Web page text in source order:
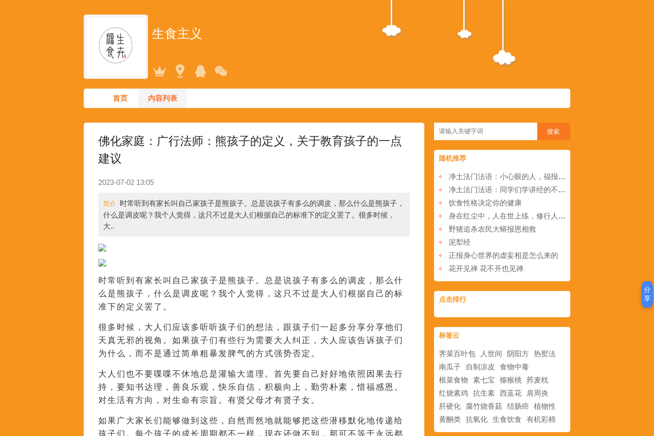
生食主义
首页 内容列表
佛化家庭：广行法师：熊孩子的定义，关于教育孩子的一点
建议
2023-07-02 13:05
简介 时常听到有家长叫自己家孩子是熊孩子。总是说孩子有多么的调皮，那么什么是熊孩子，
什么是调皮呢？我个人觉得，这只不过是大人们根据自己的标准下的定义罢了。很多时候，
大..
时常听到有家长叫自己家孩子是熊孩子。总是说孩子有多么的调皮，那么什
么是熊孩子，什么是调皮呢？我个人觉得，这只不过是大人们根据自己的标
准下的定义罢了。
很多时候，大人们应该多听听孩子们的想法，跟孩子们一起多分享分享他们
天真无邪的视角。如果孩子们有些行为需要大人纠正，大人应该告诉孩子们
为什么，而不是通过简单粗暴发脾气的方式强势否定。
大人们也不要喋喋不休地总是灌输大道理。首先要自己好好地依照因果去行
持，要知书达理，善良乐观，快乐自信，积极向上，勤劳朴素，惜福感恩。
对生活有方向，对生命有宗旨。有贤父母才有贤子女。
如果广大家长们能够做到这些，自然而然地就能够把这些潜移默化地传递给
孩子们。每个孩子的成长周期都不一样，现在还做不到，那可不等于永远都
随机推荐
净土法门法语：小心眼的人，福报不会大
净土法门法语：同学们学讲经的不少，为什么你没有学成？
饮食性格决定你的健康
身在红尘中，人在世上练，修行人也需“拘小节”
野猪追杀农民大蟒报恩相救
泥犁经
正报身心世界的虚妄相是怎么来的
花开见禅 花不开也见禅
点击排行
标签云
荠菜百叶包 人世间 阴阳方 热熨法
南瓜子
自制凉皮
食物中毒
根菜食物
素七宝 猕猴桃 荞麦枕
红烧素鸡 抗生素 西蓝花
肩周炎
肝硬化
腐竹烧香菇 结肠癌 植物性
黄酮类 抗氧化 生食饮食 有机彩棉
分
享